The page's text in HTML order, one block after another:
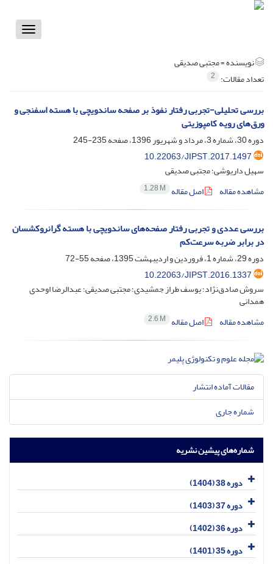
Toggle
نویسنده =مجتبی صدیقی
تعداد مقالات: 2
بررسی تحلیلی-تجربی رفتار نفوذ بر صفحه ساندویچی با هسته اسفنجی و
ورق‌های رویه کامپوزیتی
دوره 30، شماره 3، مرداد و شهریور 1396، صفحه
235-245
10.22063/JIPST.2017.1497
سهیل داریوشی؛ مجتبی صدیقی
مشاهده مقاله
اصل مقاله 1.28 M
بررسی عددی و تجربی رفتار صفحه‌های ساندویچی با هسته گرانروکشسان
در برابر ضربه سرعت‌کم
دوره 29، شماره 1، فروردین و اردیبهشت 1395، صفحه
55-72
10.22063/JIPST.2016.1337
سروش صادق‌نژاد؛ یوسف طراز جمشیدی؛ مجتبی صدیقی؛ عبدالرضا اوحدی
همدانی
مشاهده مقاله
اصل مقاله 2.6 M
مقالات آماده انتشار
شماره جاری
شماره‌های پیشین نشریه
دوره 38 (1404)
دوره 37 (1403)
دوره 36 (1402)
دوره 35 (1401)